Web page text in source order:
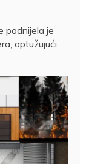
podnijela je
optužujući